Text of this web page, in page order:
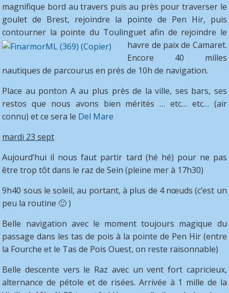
magnifique bord au travers puis au près pour traverser le
goulet de Brest, rejoindre la pointe de Pen Hir, puis
contourner la pointe du Toulinguetafin de rejoindre le
havre de paix de Camaret.
Encore 40 milles
nautiques de parcourus en prés de 10h de navigation.
Place au ponton A au plus près de la ville, ses bars, ses
restos que nous avons bien mérités … etc… etc… (air
connu) et ce sera le Del Mare
mardi 23 sept
Aujourd’hui il nous faut partir tard (hé hé) pour ne pas
être trop tôt dans le raz de Sein (pleine mer à 17h30)
9h40 sous le soleil, au portant, à plus de 4 nœuds (c’est un
peu la routine 🙂 )
Belle navigation avec le moment toujours magique du
passage dans les tas de pois à la pointe de Pen Hir (entre
la Fourche et le Tas de Pois Ouest, on reste raisonnable)
Belle descente vers le Raz avec un vent fort capricieux,
alternance de pétole et de risées. Arrivée à 1 mille de la